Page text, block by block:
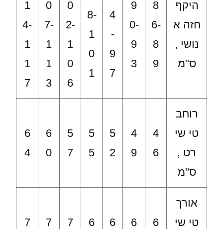
היקף
חזה א
נושי ,
ס"מ
8
6-
8
9
9
0-
9
3
4
-
9
7
8-
1
0
1
0
2-
1
0
6
0
7-
1
1
3
1
4-
1
1
7
רוחב
טי שי
רט ,
ס"מ
4
6
4
9
5
2
5
5
5
7
6
0
6
4
אורך
טי שי
6
6
6
6
7
7
7